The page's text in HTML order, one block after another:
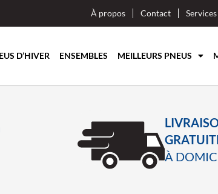
À propos Contact Services
D’HIVER ENSEMBLES MEILLEURS PNEUS
À